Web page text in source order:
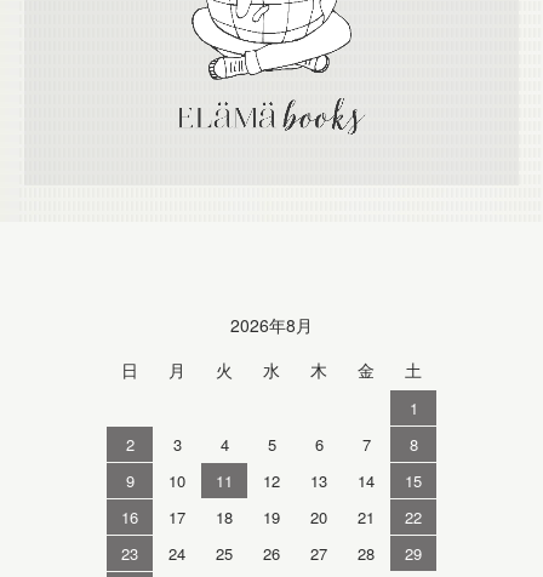
2026年8月
日
月 火 水 木 金 土
1
2
3 4 5 6 7
8
9
10 11 12 13 14
15
16
17 18 19 20 21
22
23
24 25 26 27 28
29